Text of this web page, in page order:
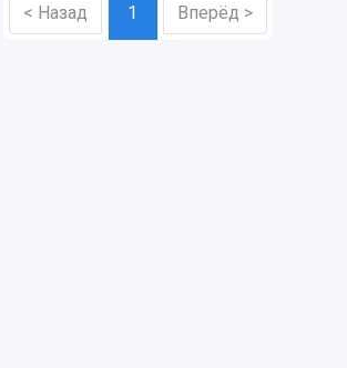
< Назад 1 Вперёд >